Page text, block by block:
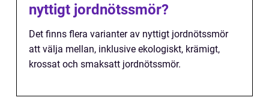
nyttigt jordnötssmör?
Det finns flera varianter av nyttigt jordnötssmör
att välja mellan, inklusive ekologiskt, krämigt,
krossat och smaksatt jordnötssmör.